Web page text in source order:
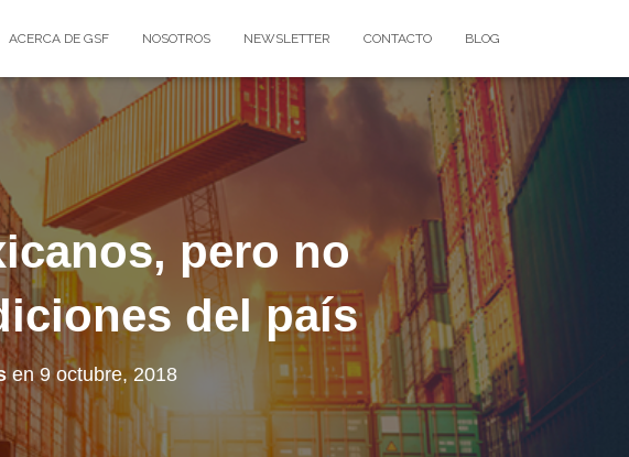
ACERCA DE GSF NOSOTROS NEWSLETTER CONTACTO BLOG
pero no
del país
en9 octubre, 2018